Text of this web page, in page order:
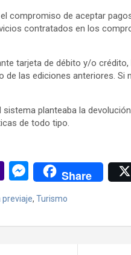
compromiso de aceptar
contratados en los
tarjeta de débito y/o
de las ediciones anteriores.
planteaba la
de todo tipo.
Y
h
o
M
es
se
n
Share
, Turismo